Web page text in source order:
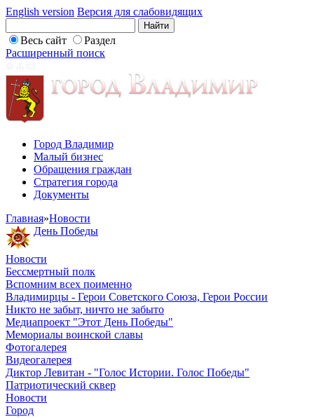
English version Версия для слабовидящих
Весь сайт
Раздел
Расширенный поиск
Город Владимир
Малый бизнес
Обращения граждан
Стратегия города
Документы
Главная»Новости
День Победы
Новости
Бессмертный полк
Вспомним всех поименно
Владимирцы - Герои Советского Союза, Герои России
Никто не забыт, ничто не забыто
Медиапроект "Этот День Победы"
Мемориалы воинской славы
Фотогалерея
Видеогалерея
Диктор Левитан - "Голос Истории. Голос Победы"
Патриотический сквер
Новости
Город